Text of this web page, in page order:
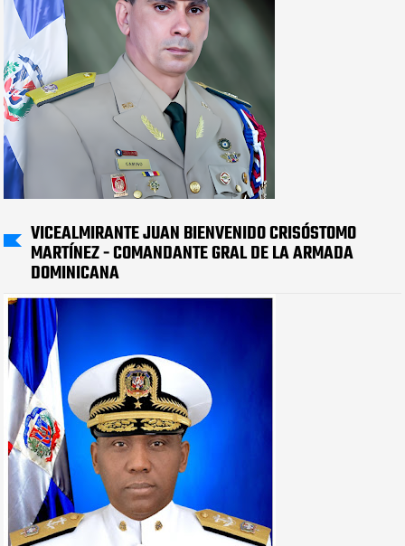
VICEALMIRANTE JUAN BIENVENIDO CRISÓSTOMO
MARTÍNEZ - COMANDANTE GRAL DE LA ARMADA
DOMINICANA